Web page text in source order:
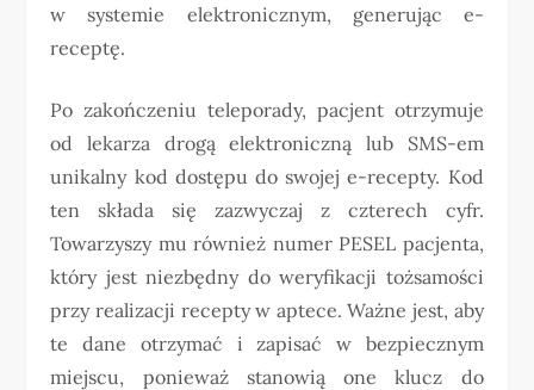
w systemie elektronicznym, generując e-
receptę.
Po zakończeniu teleporady, pacjent otrzymuje
od lekarza drogą elektroniczną lub SMS-em
unikalny kod dostępu do swojej e-recepty. Kod
ten składa się zazwyczaj z czterech cyfr.
Towarzyszy mu również numer PESEL pacjenta,
który jest niezbędny do weryfikacji tożsamości
przy realizacji recepty w aptece. Ważne jest, aby
te dane otrzymać i zapisać w bezpiecznym
miejscu, ponieważ stanowią one klucz do